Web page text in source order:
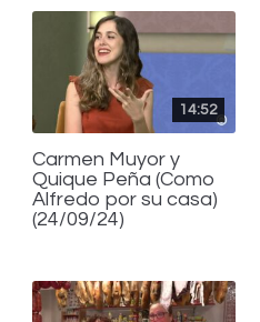
14:52
Carmen Muyor y
Quique Peña (Como
Alfredo por su casa)
(24/09/24)